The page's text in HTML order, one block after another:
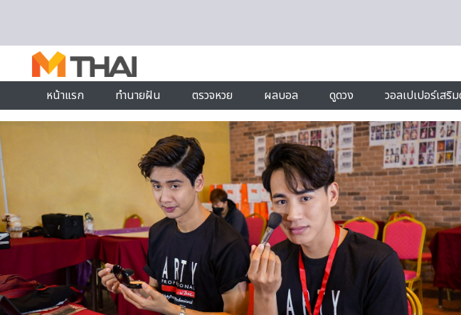
หน้าแรก
ทำนายฝัน ตรวจหวย ผลบอล ดูดวง วอลเปเปอร์เสริ